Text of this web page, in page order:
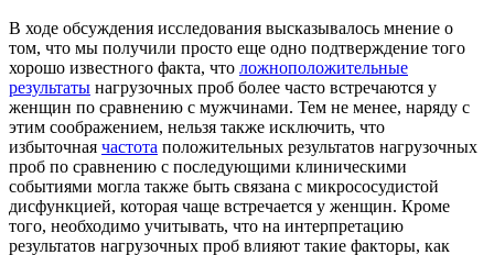
В ходе обсуждения исследования высказывалось мнение о
том, что мы получили просто еще одно подтверждение того
хорошо известного факта, что ложноположительные
результаты нагрузочных проб более часто встречаются у
женщин по сравнению с мужчинами. Тем не менее, наряду с
этим соображением, нельзя также исключить, что
избыточная частота положительных результатов нагрузочных
проб по сравнению с последующими клиническими
событиями могла также быть связана с микрососудистой
дисфункцией, которая чаще встречается у женщин. Кроме
того, необходимо учитывать, что на интерпретацию
результатов нагрузочных проб влияют такие факторы, как